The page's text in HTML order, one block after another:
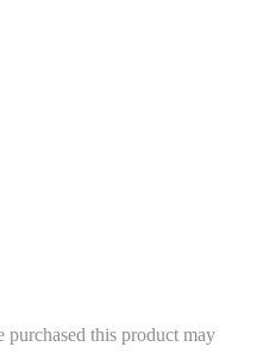
this product may